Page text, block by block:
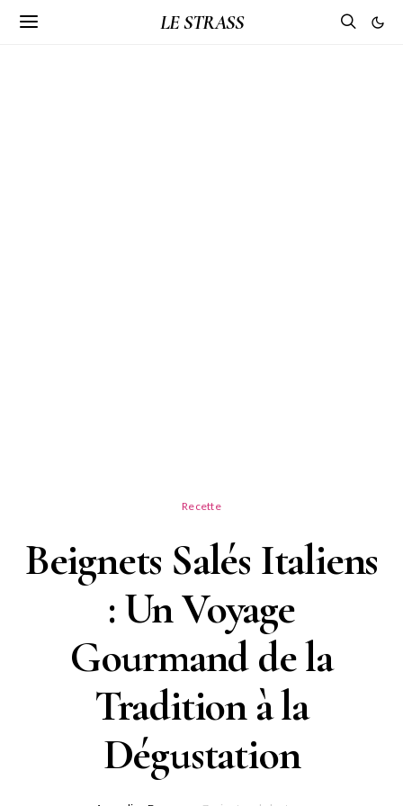
LE STRASS
Recette
Beignets Salés Italiens
: Un Voyage
Gourmand de la
Tradition à la
Dégustation